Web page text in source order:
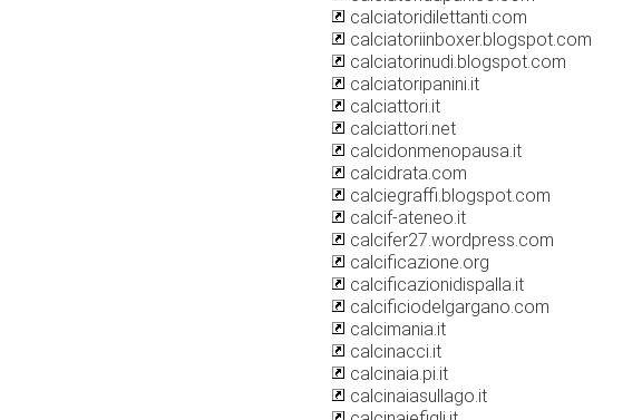
calciatoridilettanti.com
calciatoriinboxer.blogspot.com
calciatorinudi.blogspot.com
calciatoripanini.it
calciattori.it
calciattori.net
calcidonmenopausa.it
calcidrata.com
calciegraffi.blogspot.com
calcif-ateneo.it
calcifer27.wordpress.com
calcificazione.org
calcificazionidispalla.it
calcificiodelgargano.com
calcimania.it
calcinacci.it
calcinaia.pi.it
calcinaiasullago.it